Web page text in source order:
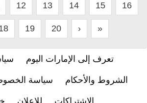
12 13 14 15 16
19 20 › »
تعرف إلى الإمارات اليوم
الشروط والأحكام سياسة